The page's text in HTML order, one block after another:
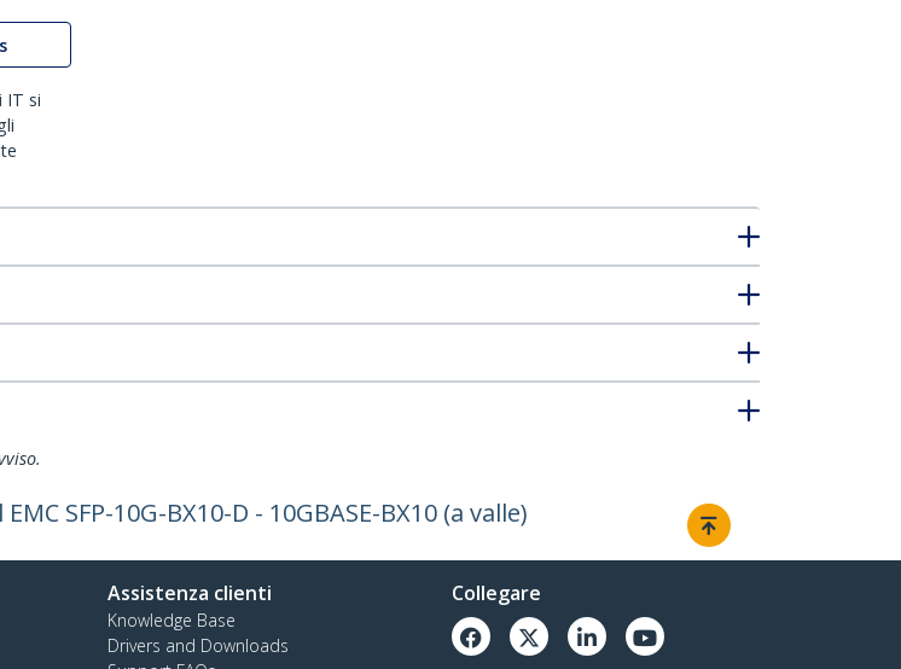
IT si
SFP-10G-BX10-D - 10GBASE-BX10 (a valle)
Assistenza clienti
Knowledge Base
Drivers and Downloads
Collegare